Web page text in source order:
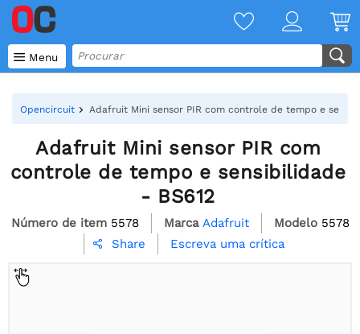
 Menu
Opencircuit Adafruit Mini sensor PIR com controle de tempo e
Adafruit Mini sensor PIR com
controle de tempo e sensibilidade
- BS612
Número de item 5578 Marca Adafruit Modelo 5578
 Share Escreva uma crítica